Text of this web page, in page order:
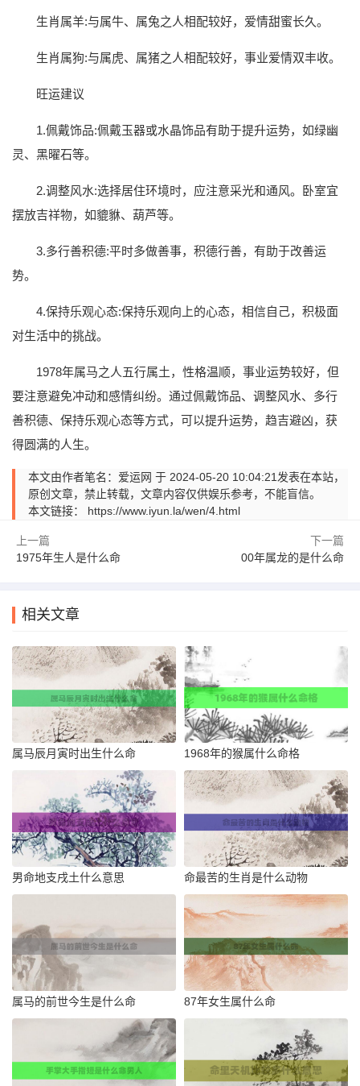
生肖属羊:与属牛、属兔之人相配较好，爱情甜蜜长久。
生肖属狗:与属虎、属猪之人相配较好，事业爱情双丰收。
旺运建议
1.佩戴饰品:佩戴玉器或水晶饰品有助于提升运势，如绿幽
灵、黑曜石等。
2.调整风水:选择居住环境时，应注意采光和通风。卧室宜
摆放吉祥物，如貔貅、葫芦等。
3.多行善积德:平时多做善事，积德行善，有助于改善运
势。
4.保持乐观心态:保持乐观向上的心态，相信自己，积极面
对生活中的挑战。
1978年属马之人五行属土，性格温顺，事业运势较好，但
要注意避免冲动和感情纠纷。通过佩戴饰品、调整风水、多行
善积德、保持乐观心态等方式，可以提升运势，趋吉避凶，获
得圆满的人生。
本文由作者笔名：爱运网 于 2024-05-20 10:04:21发表在本站，
原创文章，禁止转载，文章内容仅供娱乐参考，不能盲信。
本文链接： https://www.iyun.la/wen/4.html
上一篇
1975年生人是什么命
下一篇
00年属龙的是什么命
相关文章
属马辰月寅时出生什么命 1968年的猴属什么命格
男命地支戌土什么意思 命最苦的生肖是什么动物
属马的前世今生是什么命 87年女生属什么命